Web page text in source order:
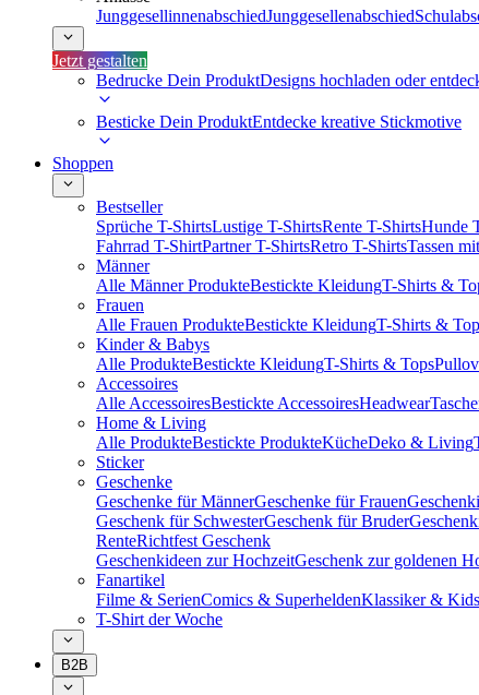
JunggesellinnenabschiedJunggesellenabschied
Jetzt gestalten
Bedrucke Dein ProduktDesigns hochladen oder
Besticke Dein ProduktEntdecke kreative Stickmotive
Shoppen
Bestseller
Sprüche T-ShirtsLustige T-ShirtsRente T-ShirtsHunde
Fahrrad T-ShirtPartner T-ShirtsRetro T-ShirtsTassen
Männer
Alle Männer ProdukteBestickte KleidungT-Shirts &
Frauen
Alle Frauen ProdukteBestickte KleidungT-Shirts &
Kinder & Babys
Alle ProdukteBestickte KleidungT-Shirts & Tops
Accessoires
Alle AccessoiresBestickte AccessoiresHeadwear
Home & Living
Alle ProdukteBestickte ProdukteKücheDeko & Living
Sticker
Geschenke
Geschenke für MännerGeschenke für Frauen
Geschenk für SchwesterGeschenk für Bruder
RenteRichtfest Geschenk
Geschenkideen zur HochzeitGeschenk zur goldenen
Fanartikel
Filme & SerienComics & SuperheldenKlassiker & Kids
T-Shirt der Woche
B2B